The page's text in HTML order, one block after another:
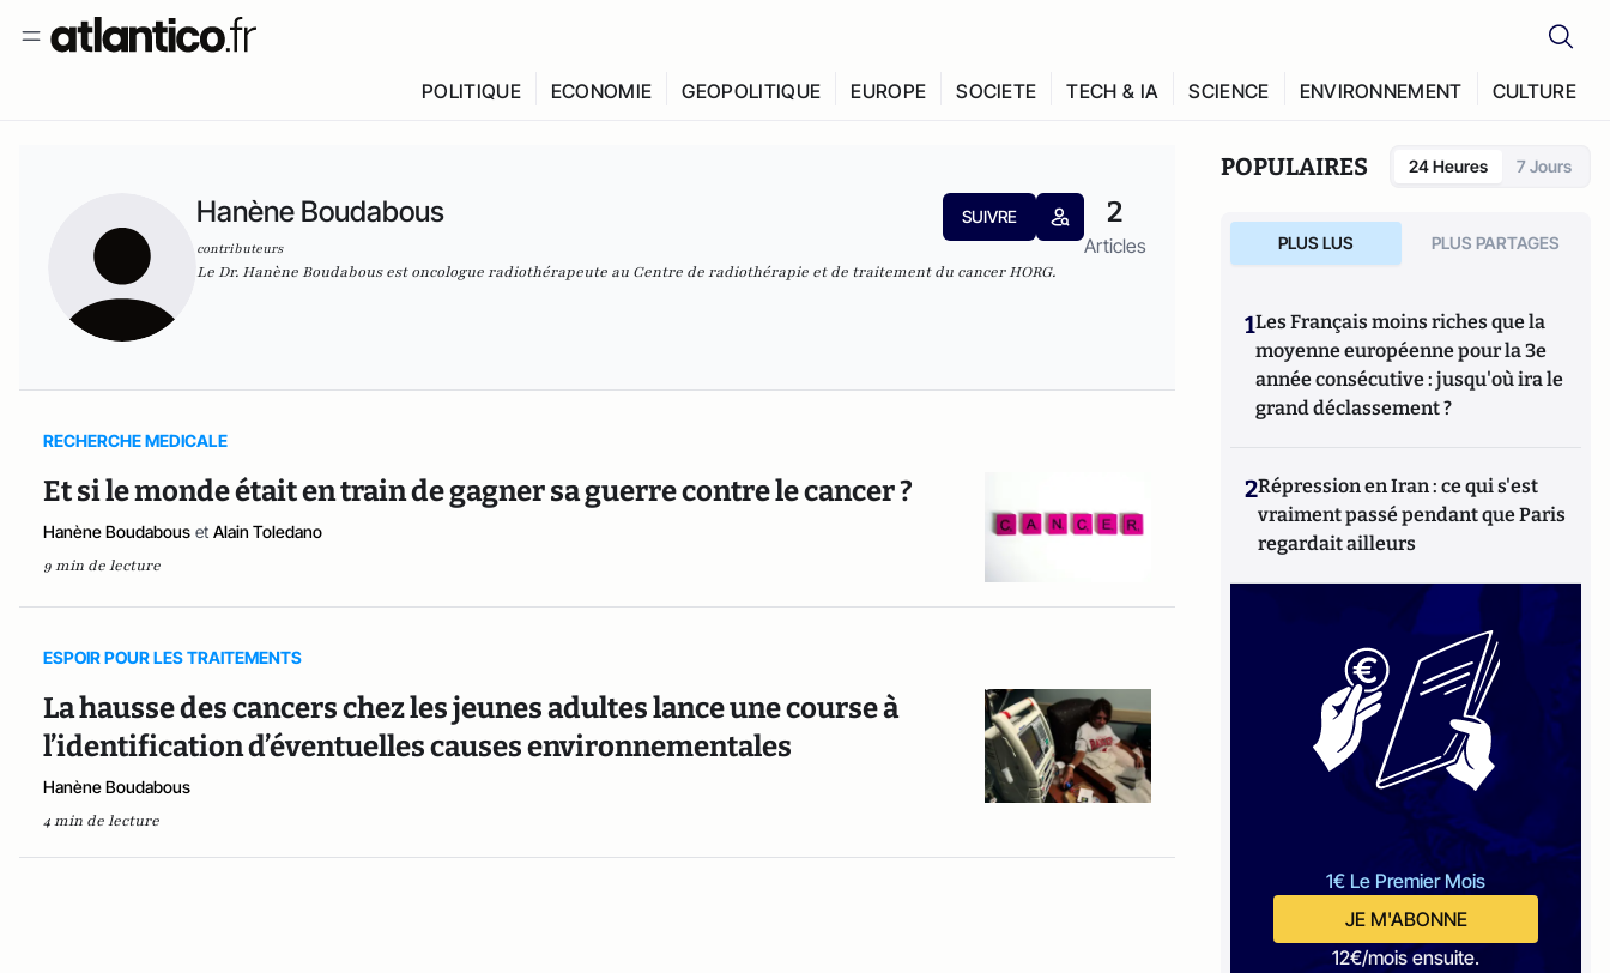
POLITIQUE ECONOMIE GEOPOLITIQUE EUROPE SOCIETE TECH & IA SCIENCE ENVIRONNEMENT CULTURE
Hanène Boudabous
contributeurs
SUIVRE 2
Articles
Le Dr. Hanène Boudabous est oncologue radiothérapeute au Centre de radiothérapie et de traitement du cancer HORG.
RECHERCHE MEDICALE
Et si le monde était en train de gagner sa guerre contre le cancer ?
Hanène Boudabous et Alain Toledano
9 min de lecture
ESPOIR POUR LES TRAITEMENTS
La hausse des cancers chez les jeunes adultes lance une course à
l’identification d’éventuelles causes environnementales
Hanène Boudabous
4 min de lecture
POPULAIRES 24 Heures 7 Jours
PLUS LUS PLUS PARTAGES
1Les Français moins riches que la
moyenne européenne pour la 3e
année consécutive : jusqu'où ira le
grand déclassement ?
2Répression en Iran : ce qui s'est
vraiment passé pendant que Paris
regardait ailleurs
1€ Le Premier Mois
JE M'ABONNE
12€/mois ensuite.